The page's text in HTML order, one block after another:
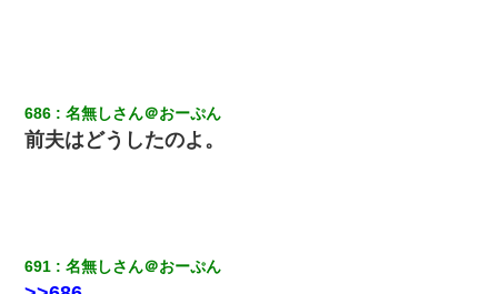
686 名無しさん＠おーぷん
前夫はどうしたのよ。
691 名無しさん＠おーぷん